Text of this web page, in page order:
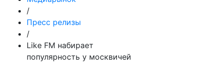
/
Пресс релизы
/
Like FM набирает
популярность у москвичей